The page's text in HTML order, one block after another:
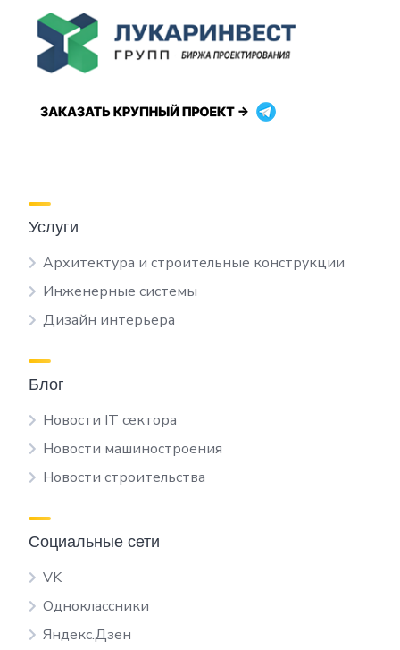
Услуги
Архитектура и строительные конструкции
Инженерные системы
Дизайн интерьера
Блог
Новости IT сектора
Новости машиностроения
Новости строительства
Социальные сети
VK
Одноклассники
Яндекс.Дзен